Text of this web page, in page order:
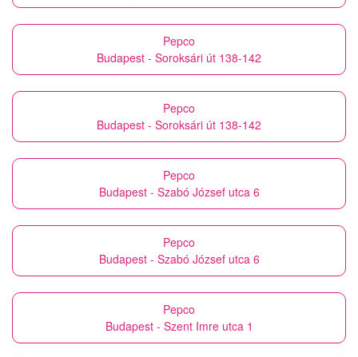
Pepco
Budapest - Soroksári út 138-142
Pepco
Budapest - Soroksári út 138-142
Pepco
Budapest - Szabó József utca 6
Pepco
Budapest - Szabó József utca 6
Pepco
Budapest - Szent Imre utca 1